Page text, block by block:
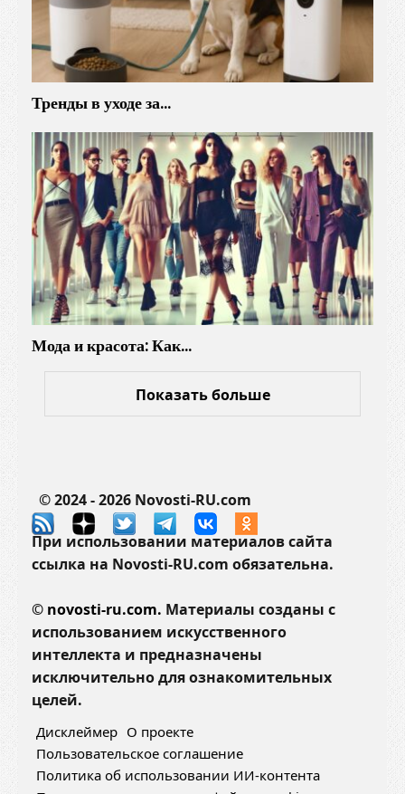
Тренды в уходе за…
Мода и красота: Как…
Показать больше
© 2024 - 2026 Novosti-RU.com
При использовании материалов сайта
ссылка на Novosti-RU.com обязательна.
© novosti-ru.com. Материалы созданы с
использованием искусственного
интеллекта и предназначены
исключительно для ознакомительных
целей.
Дисклеймер О проекте
Пользовательское соглашение
Политика об использовании ИИ-контента